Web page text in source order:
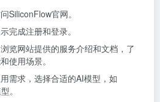
SiliconFlow官网。
完成注册和登录。
览网站提供的服务介绍和文档，了
使用场景。
需求，选择合适的AI模型，如
。